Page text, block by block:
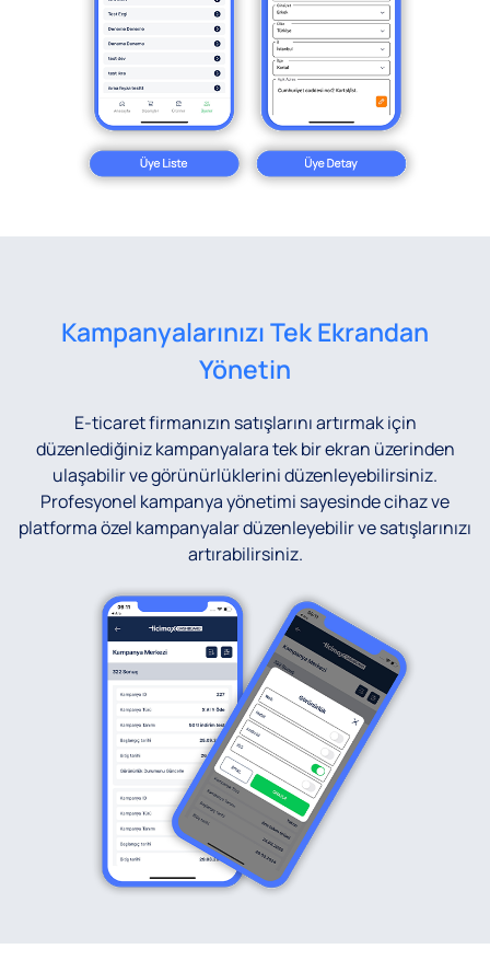
Kampanyalarınızı Tek Ekrandan
Yönetin
E-ticaret firmanızın satışlarını artırmak için
düzenlediğiniz kampanyalara tek bir ekran üzerinden
ulaşabilir ve görünürlüklerini düzenleyebilirsiniz.
Profesyonel kampanya yönetimi sayesinde cihaz ve
platforma özel kampanyalar düzenleyebilir ve satışlarınızı
artırabilirsiniz.